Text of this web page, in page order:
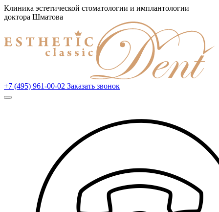
Клиника эстетической стоматологии и имплантологии
доктора Шматова
+7 (495) 961-00-02 Заказать звонок